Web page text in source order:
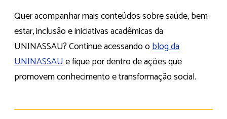
Quer acompanhar mais conteúdos sobre saúde, bem-
estar, inclusão e iniciativas acadêmicas da
UNINASSAU? Continue acessando oblog da
UNINASSAUe fique por dentro de ações que
promovem conhecimento e transformação social.